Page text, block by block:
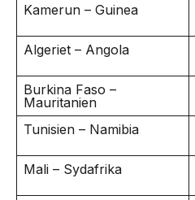
Kamerun – Guinea
Algeriet – Angola
Burkina Faso –
Mauritanien
Tunisien – Namibia
Mali – Sydafrika